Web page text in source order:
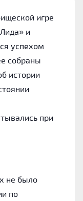
игре
и
успехом
собраны
истории
при
не было
по